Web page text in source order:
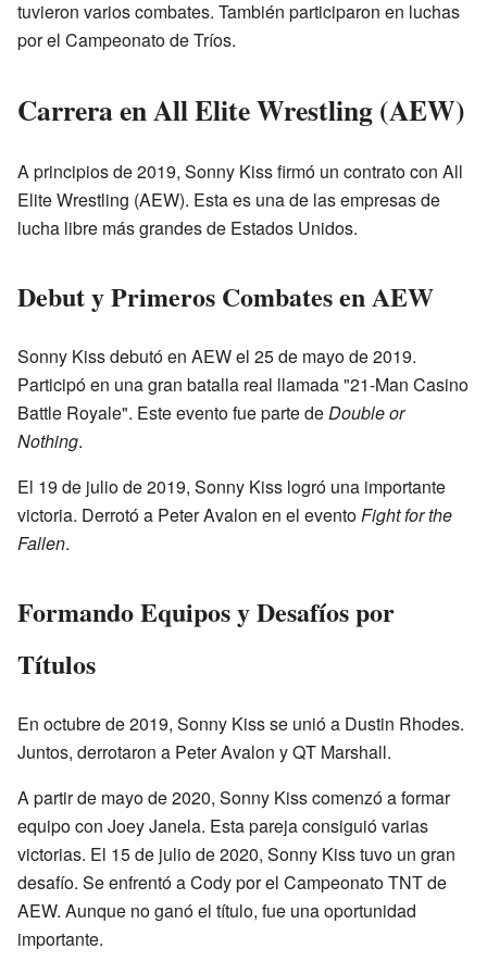
tuvieron varios combates. También participaron en luchas
por el Campeonato de Tríos.
Carrera en All Elite Wrestling (AEW)
A principios de 2019, Sonny Kiss firmó un contrato con All
Elite Wrestling (AEW). Esta es una de las empresas de
lucha libre más grandes de Estados Unidos.
Debut y Primeros Combates en AEW
Sonny Kiss debutó en AEW el 25 de mayo de 2019.
Participó en una gran batalla real llamada "21-Man Casino
Battle Royale". Este evento fue parte deDouble or
Nothing.
El 19 de julio de 2019, Sonny Kiss logró una importante
victoria. Derrotó a Peter Avalon en el eventoFight for the
Fallen.
Formando Equipos y Desafíos por
Títulos
En octubre de 2019, Sonny Kiss se unió a Dustin Rhodes.
Juntos, derrotaron a Peter Avalon y QT Marshall.
A partir de mayo de 2020, Sonny Kiss comenzó a formar
equipo con Joey Janela. Esta pareja consiguió varias
victorias. El 15 de julio de 2020, Sonny Kiss tuvo un gran
desafío. Se enfrentó a Cody por el Campeonato TNT de
AEW. Aunque no ganó el título, fue una oportunidad
importante.